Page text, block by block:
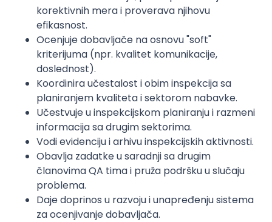
korektivnih mera i proverava njihovu
efikasnost.
Ocenjuje dobavljače na osnovu "soft"
kriterijuma (npr. kvalitet komunikacije,
doslednost).
Koordinira učestalost i obim inspekcija sa
planiranjem kvaliteta i sektorom nabavke.
Učestvuje u inspekcijskom planiranju i razmeni
informacija sa drugim sektorima.
Vodi evidenciju i arhivu inspekcijskih aktivnosti.
Obavlja zadatke u saradnji sa drugim
članovima QA tima i pruža podršku u slučaju
problema.
Daje doprinos u razvoju i unapređenju sistema
za ocenjivanje dobavljača.